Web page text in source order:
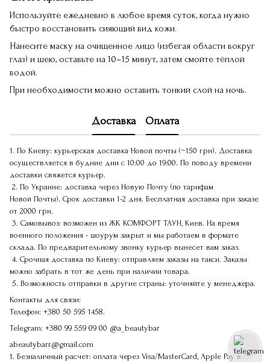
Используйте ежедневно в любое время суток, когда нужно
быстро восстановить сияющий вид кожи.
Нанесите маску на очищенное лицо (избегая области вокруг
глаз) и шею, оставьте на 10–15 минут, затем смойте тёплой
водой.
При необходимости можно оставить тонкий слой на ночь.
Доставка Оплата
1. По Киеву: курьерская доставка Новой почты (~150 грн). Доставка
осуществляется в будние дни с 10:00 до 19:00. По поводу времени
доставки свяжется курьер.
2. По Украине: доставка через Новую Почту (по тарифам
Новой Почты). Срок доставки 1-2 дня. Бесплатная доставка при заказе
от 2000 грн.
3. Самовывоз: возможен из ЖК КОМФОРТ ТАУН, Киев. На время
военного положения - шоурум закрыт и мы работаем в формате
склада. По предварительному звонку курьер вынесет вам заказ.
4. Срочная доставка по Киеву: отправляем заказы на такси. Заказы
можно забрать в тот же день при наличии товара.
5. Возможность отправки в другие страны: уточняйте у менеджера.
Контакты для связи:
Телефон: +380 50 595 1458.
Telegram: +380 99 559 09 00 @a_beautybar
abeautybarr@gmail.com
1. Безналичный расчет: оплата через Visa/MasterCard, Apple Pay в